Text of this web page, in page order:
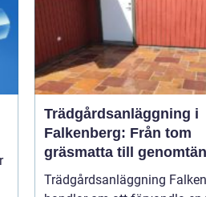
Trädgårdsanläggning i
Falkenberg: Från tom
gräsmatta till
helhet
Trädgårdsanläggning